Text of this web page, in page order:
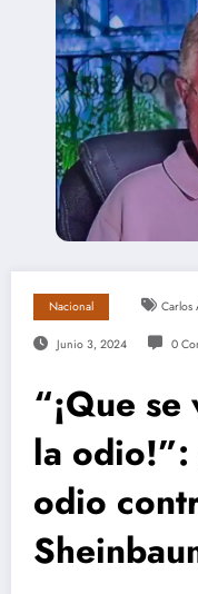
Nacional Carlos
Junio 3, 2024 0
“¡Que
la
odio